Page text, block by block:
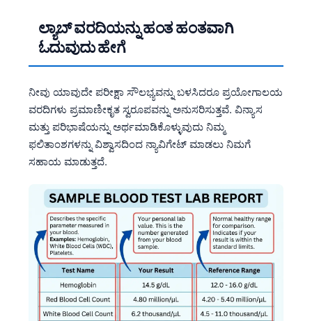
ಲ್ಯಾಬ್ ವರದಿಯನ್ನು ಹಂತ ಹಂತವಾಗಿ
ಓದುವುದು ಹೇಗೆ
ನೀವು ಯಾವುದೇ ಪರೀಕ್ಷಾ ಸೌಲಭ್ಯವನ್ನು ಬಳಸಿದರೂ ಪ್ರಯೋಗಾಲಯ
ವರದಿಗಳು ಪ್ರಮಾಣೀಕೃತ ಸ್ವರೂಪವನ್ನು ಅನುಸರಿಸುತ್ತವೆ. ವಿನ್ಯಾಸ
ಮತ್ತು ಪರಿಭಾಷೆಯನ್ನು ಅರ್ಥಮಾಡಿಕೊಳ್ಳುವುದು ನಿಮ್ಮ
ಫಲಿತಾಂಶಗಳನ್ನು ವಿಶ್ವಾಸದಿಂದ ನ್ಯಾವಿಗೇಟ್ ಮಾಡಲು ನಿಮಗೆ
ಸಹಾಯ ಮಾಡುತ್ತದೆ.